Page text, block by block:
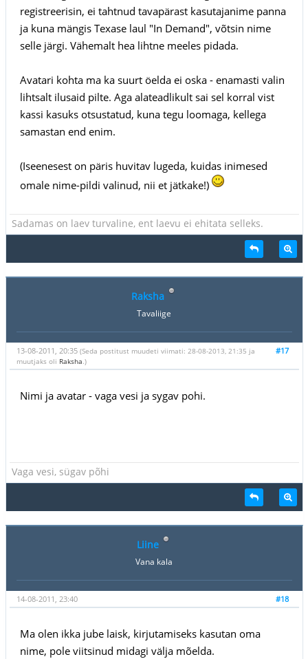
registreerisin, ei tahtnud tavapärast kasutajanime panna
ja kuna mängis Texase laul "In Demand", võtsin nime
selle järgi. Vähemalt hea lihtne meeles pidada.
Avatari kohta ma ka suurt öelda ei oska - enamasti valin
lihtsalt ilusaid pilte. Aga alateadlikult sai sel korral vist
kassi kasuks otsustatud, kuna tegu loomaga, kellega
samastan end enim.
(Iseenesest on päris huvitav lugeda, kuidas inimesed
omale nime-pildi valinud, nii et jätkake!)
Sadamas on laev turvaline, ent laevu ei ehitata selleks.
Raksha
Tavaliige
#17
13-08-2011, 20:35 (Seda postitust muudeti viimati: 28-08-2013, 21:35 ja
muutjaks oli Raksha .)
Nimi ja avatar - vaga vesi ja sygav pohi.
Vaga vesi, sügav põhi
Liine
Vana kala
#18
14-08-2011, 23:40
Ma olen ikka jube laisk, kirjutamiseks kasutan oma
nime, pole viitsinud midagi välja mõelda.